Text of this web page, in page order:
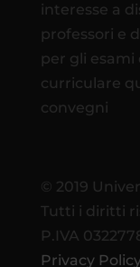
interesse a
professori e
per gli
curriculare
convegni
© 2019
Tutti i diritti
P.IVA
Privacy